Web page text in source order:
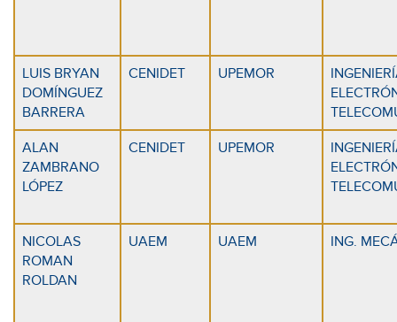
LUIS BRYAN
DOMÍNGUEZ
BARRERA
CENIDET UPEMOR
ALAN
ZAMBRANO
LÓPEZ
CENIDET UPEMOR
NICOLAS
ROMAN
ROLDAN
UAEM UAEM ING.